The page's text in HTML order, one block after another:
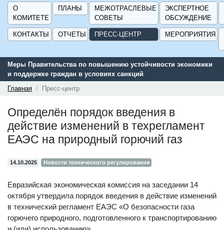
О
КОМИТЕТЕ
ПЛАНЫ
МЕЖОТРАСЛЕВЫЕ
СОВЕТЫ
ЭКСПЕРТНОЕ
ОБСУЖДЕНИЕ
КОНТАКТЫ ОТЧЕТЫ ПРЕСС-ЦЕНТР МЕРОПРИЯТИЯ
Меры Правительства по повышению устойчивости экономики
и поддержке граждан в условиях санкций
Главная
Пресс-центр
Определён порядок введения в
действие изменений в техрегламент
ЕАЭС на природный горючий газ
14.10.2025 Новости технического регулирования
Евразийская экономическая комиссия на заседании 14
октября утвердила порядок введения в действие изменений
в технический регламент ЕАЭС «О безопасности газа
горючего природного, подготовленного к транспортированию